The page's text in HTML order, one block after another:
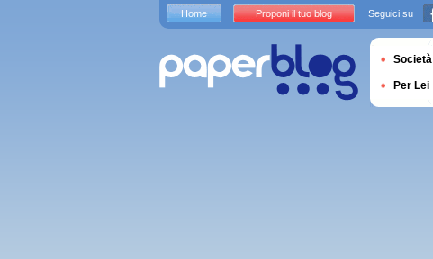
Home Proponi il tuo blog Seguici su
Società
Per Lei